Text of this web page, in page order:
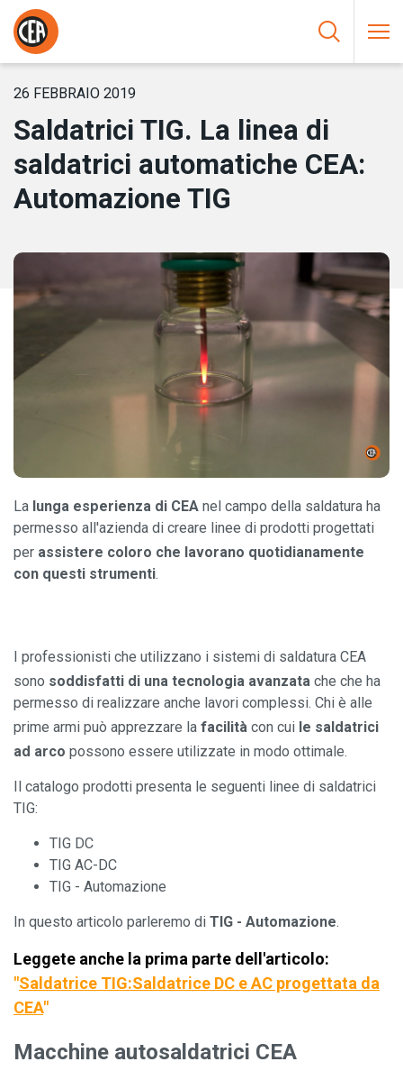
Vai al contenuto
HOME/
AUTOMATICHE CEA: AUTOMAZIONE TIG
26 FEBBRAIO 2019
Saldatrici TIG. La linea di
saldatrici automatiche CEA:
Automazione TIG
La lunga esperienza di CEA nel campo della saldatura ha
permesso all'azienda di creare linee di prodotti progettati
per assistere coloro che lavorano quotidianamente
con questi strumenti.
I professionisti che utilizzano i sistemi di saldatura CEA
sono soddisfatti di una tecnologia avanzata che che ha
permesso di realizzare anche lavori complessi. Chi è alle
prime armi può apprezzare la facilità con cui le saldatrici
ad arco possono essere utilizzate in modo ottimale.
Il catalogo prodotti presenta le seguenti linee di saldatrici
TIG:
TIG DC
TIG AC-DC
TIG - Automazione
In questo articolo parleremo di TIG - Automazione.
Leggete anche la prima parte dell'articolo:
"Saldatrice TIG:Saldatrice DC e AC progettata da
CEA"
Macchine autosaldatrici CEA